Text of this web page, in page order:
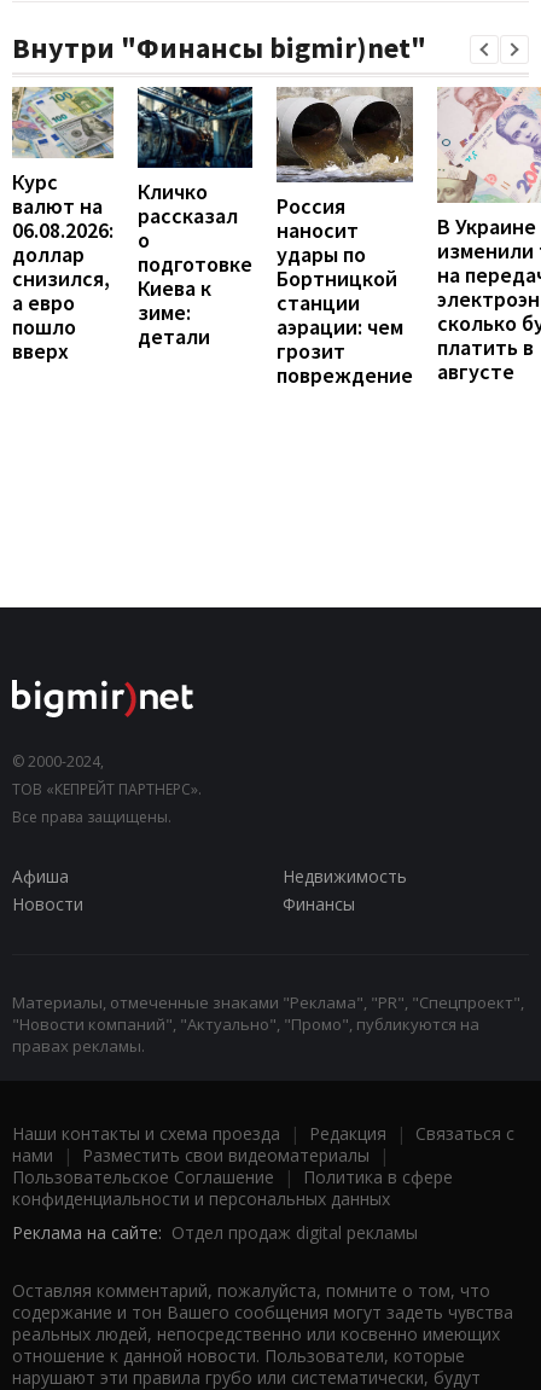
Внутри "Финансы bigmir)net"
Курс
валют на
06.08.2026:
доллар
снизился,
а евро
пошло
вверх
Кличко
рассказал
о
подготовке
Киева к
зиме:
детали
Россия
наносит
удары по
Бортницкой
станции
аэрации: чем
грозит
повреждение
В Украине
на
сколько
платить в
августе
© 2000-2024,
ТОВ «КЕПРЕЙТ ПАРТНЕРС».
Все права защищены.
Афиша
Недвижимость
Новости
Финансы
Материалы, отмеченные знаками "Реклама", "PR", "Спецпроект",
"Новости компаний", "Актуально", "Промо", публикуются на
правах рекламы.
Наши контакты и схема проезда | Редакция | Связаться с
нами | Разместить свои видеоматериалы |
Пользовательское Соглашение |
Политика в сфере
конфиденциальности и персональных данных
Реклама на сайте: Отдел продаж digital рекламы
Оставляя комментарий, пожалуйста, помните о том, что
содержание и тон Вашего сообщения могут задеть чувства
реальных людей, непосредственно или косвенно имеющих
отношение к данной новости. Пользователи, которые
нарушают эти правила грубо или систематически, будут